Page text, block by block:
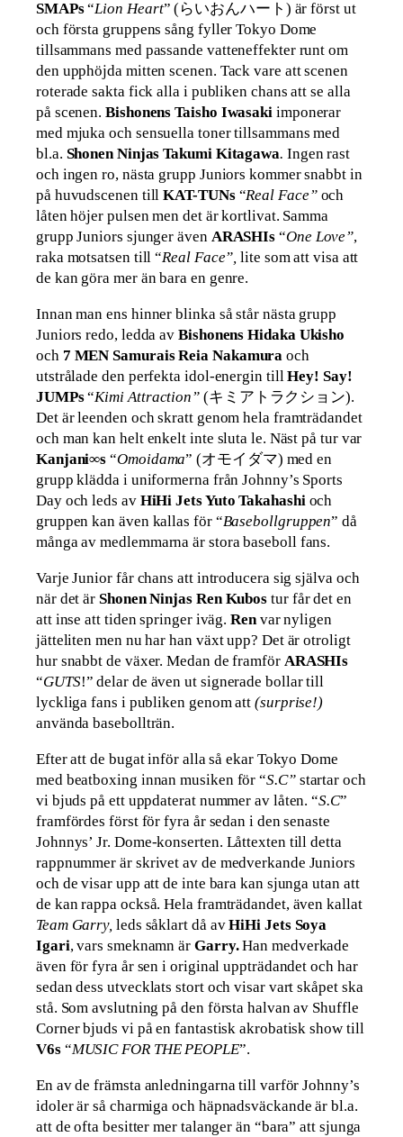
SMAPs“Lion Heart” (らいおんハート) är först ut
och första gruppens sång fyller Tokyo Dome
tillsammans med passande vatteneffekter runt om
den upphöjda mitten scenen. Tack vare att scenen
roterade sakta fick alla i publiken chans att se alla
på scenen.Bishonens Taisho Iwasaki imponerar
med mjuka och sensuella toner tillsammans med
bl.a. Shonen Ninjas Takumi Kitagawa. Ingen rast
och ingen ro, nästa grupp Juniors kommer snabbt in
på huvudscenen tillKAT-TUNs“Real Face”och
låten höjer pulsen men det är kortlivat. Samma
grupp Juniors sjunger även ARASHIs “One Love”,
raka motsatsen till “Real Face”, lite som att visa att
de kan göra mer än bara en genre.
Innan man ens hinner blinka så står nästa grupp
Juniors redo, ledda avBishonens Hidaka Ukisho
och 7 MEN Samurais Reia Nakamura och
utstrålade den perfekta idol-energin tillHey! Say!
JUMPs“Kimi Attraction” (キミアトラクション).
Det är leenden och skratt genom hela framträdandet
och man kan helt enkelt inte sluta le. Näst på tur var
Kanjani∞s “Omoidama” (オモイダマ) med en
grupp klädda i uniformerna från Johnny’s Sports
Day och leds av HiHi Jets Yuto Takahashioch
gruppen kan även kallas för “Basebollgruppen” då
många av medlemmarna är stora baseboll fans.
Varje Junior får chans att introducera sig själva och
när det ärShonen Ninjas Ren Kubos tur får det en
att inse att tiden springer iväg.Ren var nyligen
jätteliten men nu har han växt upp? Det är otroligt
hur snabbt de växer. Medan de framför ARASHIs
“GUTS!” delar de även ut signerade bollar till
lyckliga fans i publiken genom att(surprise!)
använda basebollträn.
Efter att de bugat inför alla så ekar Tokyo Dome
med beatboxing innan musiken för “S.C” startar och
vi bjuds på ett uppdaterat nummer av låten. “S.C”
framfördes först för fyra år sedan i den senaste
Johnnys’ Jr. Dome-konserten. Låttexten till detta
rappnummer är skrivet av de medverkande Juniors
och de visar upp att de inte bara kan sjunga utan att
de kan rappa också. Hela framträdandet, även kallat
Team Garry, leds såklart då avHiHi Jets Soya
Igari, vars smeknamn är Garry.Han medverkade
även för fyra år sen i original uppträdandet och har
sedan dess utvecklats stort och visar vart skåpet ska
stå. Som avslutning på den första halvan av Shuffle
Corner bjuds vi på en fantastisk akrobatisk show till
V6s“MUSIC FOR THE PEOPLE”.
En av de främsta anledningarna till varför Johnny’s
idoler är så charmiga och häpnadsväckande är bl.a.
att de ofta besitter mer talanger än “bara” att sjunga